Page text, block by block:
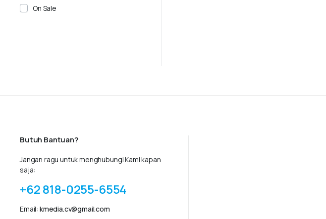
On Sale
Butuh Bantuan?
Jangan ragu untuk menghubungi Kami kapan
saja:
+62 818-0255-6554
Email: kmedia.cv@gmail.com